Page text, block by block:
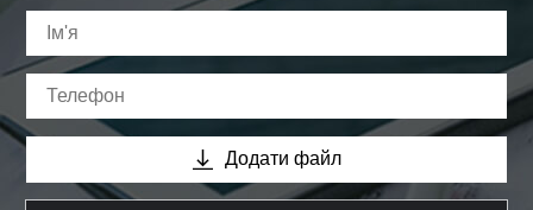
Додати файл